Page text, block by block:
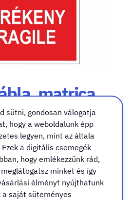
matrica
fehér
válassz)
sütni, gondosan válogatja
hogy a weboldalunk épp
legyen, mint az általa
a digitális csemegék
hogy emlékezzünk rád,
minket és így
élményt nyújthatunk
a saját süteményes